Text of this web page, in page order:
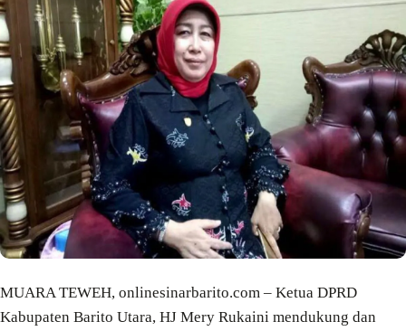
MUARA TEWEH, onlinesinarbarito.com – Ketua DPRD
Kabupaten Barito Utara, HJ Mery Rukaini mendukung dan